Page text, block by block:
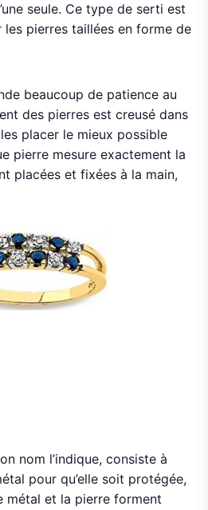
seule. Ce type de serti est
les pierres taillées en forme de
beaucoup de patience au
des pierres est creusé dans
placer le mieux possible
pierre mesure exactement la
placées et fixées à la main,
nom l’indique, consiste à
pour qu’elle soit protégée,
métal et la pierre forment